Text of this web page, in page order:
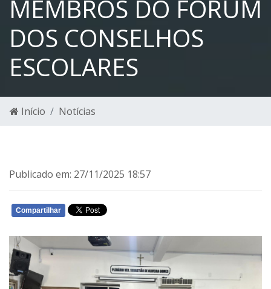
MEMBROS DO FÓRUM
DOS CONSELHOS
ESCOLARES
Início Notícias
Publicado em: 27/11/2025 18:57
Compartilhar